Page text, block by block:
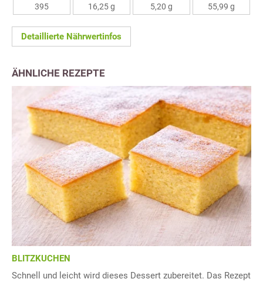
395 16,25 g 5,20 g 55,99 g
Detaillierte Nährwertinfos
ÄHNLICHE REZEPTE
BLITZKUCHEN
Schnell und leicht wird dieses Dessert zubereitet. Das Rezept